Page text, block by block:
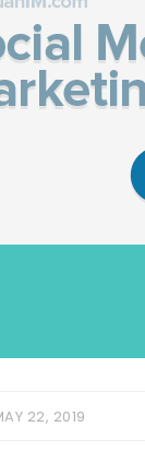
22, 2019